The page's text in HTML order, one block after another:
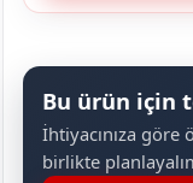
Bu ürün için
İhtiyacınıza göre
birlikte